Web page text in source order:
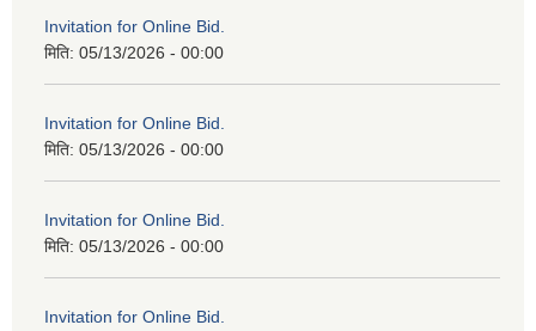
Invitation for Online Bid.
मिति: 05/13/2026 - 00:00
Invitation for Online Bid.
मिति: 05/13/2026 - 00:00
Invitation for Online Bid.
मिति: 05/13/2026 - 00:00
Invitation for Online Bid.